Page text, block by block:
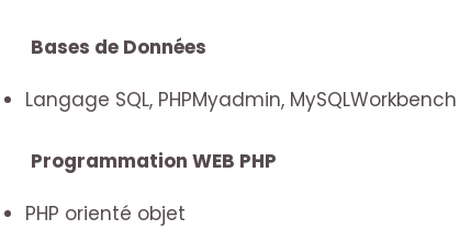
Bases de Données
Langage SQL, PHPMyadmin, MySQLWorkbench
Programmation WEB PHP
PHP orienté objet